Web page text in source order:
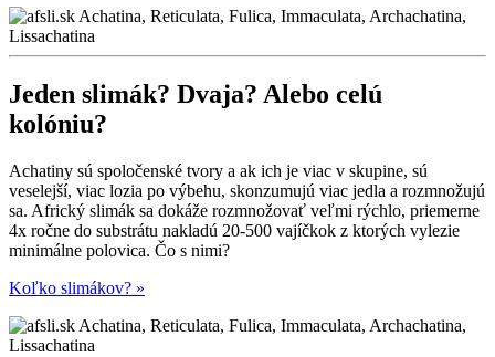
Jeden slimák? Dvaja? Alebo celú
kolóniu?
Achatiny sú spoločenské tvory a ak ich je viac v skupine, sú
veselejší, viac lozia po výbehu, skonzumujú viac jedla a rozmnožujú
sa. Africký slimák sa dokáže rozmnožovať veľmi rýchlo, priemerne
4x ročne do substrátu nakladú 20-500 vajíčkok z ktorých vylezie
minimálne polovica. Čo s nimi?
Koľko slimákov? »